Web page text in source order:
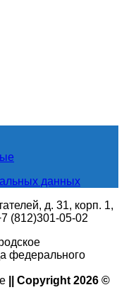
данных
д. 31, корп. 1,
(812)301-05-02
федерального
|| Copyright 2026 ©